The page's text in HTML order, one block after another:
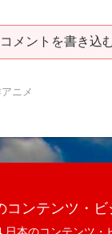
コメントを書き込
ニメ
コンテンツ・ビ
本のコンテンツ・